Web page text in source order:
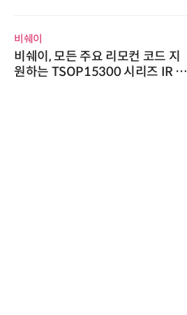
비쉐이
비쉐이, 모든 주요 리모컨 코드 지
원하는 TSOP15300 시리즈 IR 수